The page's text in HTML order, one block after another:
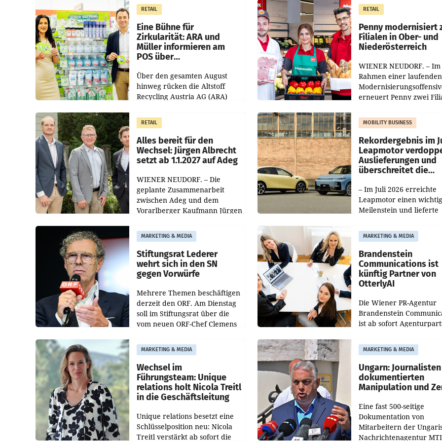
RETAIL
Eine Bühne für
Zirkularität: ARA und
Müller informieren am
POS über
Über den gesamten August
hinweg rücken die Altstoff
Recycling Austria AG (ARA)
Müller die Initiative „Kreislauf-
Helden“ in allen
österreichischen Müller-Filialen
RETAIL
Penny modernisiert
Filialen in Ober- und
Niederösterreich
WIENER NEUDORF. – Im
Rahmen einer laufenden
erneuert Penny zwei
Die beiden Standorte
Haag sowie im rund
RETAIL
Alles bereit für den
Wechsel: Jürgen Albrecht
setzt ab 1.1.2027 auf Adeg
WIENER NEUDORF. – Die
geplante Zusammenarbeit
zwischen Adeg und dem
Vorarlberger Kaufmann Jürgen
freigegeben: Die
Bundeswettbewerbsbehörde
und der Bundeskartellanwalt
MOBILITY BUSINESS
Rekordergebnis im
Leapmotor
Auslieferungen und
überschreitet die
– Im Juli 2026 erreichte
Leapmotor einen
Meilenstein und lieferte
aus, womit sich das
gegenüber Juli 2025
verdoppelte (+102
MARKETING & MEDIA
Stiftungsrat Lederer
wehrt sich in den SN
gegen Vorwürfe
Mehrere Themen beschäftigen
derzeit den ORF. Am Dienstag
soll im Stiftungsrat über die
vom neuen ORF-Chef Clemens
Besetzungen für die
Direktionen abgestimmt
werden.
MARKETING & MEDIA
Brandenstein
Communications ist
künftig Partner von
OtterlyAI
Die Wiener PR-Agentur
Brandenstein
ist ab sofort
Optimierungsplattform
OtterlyAI. Damit baut die
Agentur ihr
MARKETING & MEDIA
Wechsel im
Führungsteam: Unique
relations holt Nicola Treitl
in die Geschäftsleitung
Unique relations besetzt eine
Schlüsselposition neu: Nicola
Treitl verstärkt ab sofort die
MARKETING & MEDIA
Ungarn: Journalisten
dokumentierten
Manipulation und
Eine fast 500-seitige
Dokumentation von
Mitarbeitern der
Nachrichtenagentur